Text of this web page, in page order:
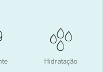
Hidratação